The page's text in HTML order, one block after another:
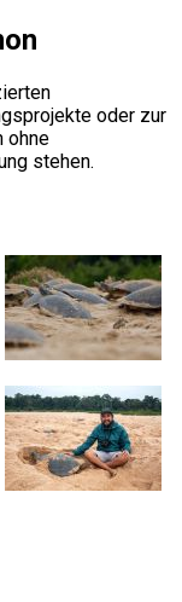
oder zur
ohne
stehen.